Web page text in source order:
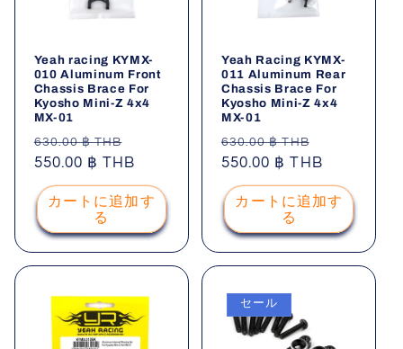
Yeah racing KYMX-
010 Aluminum Front
Chassis Brace For
Kyosho Mini-Z 4x4
MX-01
通
常
価
格
630.00 ฿ THB
ー
ル
価
550.00 ฿ THB
カートに追加す
る
Yeah Racing KYMX-
011 Aluminum Rear
Chassis Brace For
Kyosho Mini-Z 4x4
MX-01
通
常
価
格
630.00 ฿ THB
ー
ル
価
550.00 ฿ THB
カートに追加す
る
セール